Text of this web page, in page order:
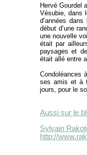
Hervé Gourdel
Vésubie, dans
d’années
début d’une
une nouvelle
était par
paysages et
était allé entre
Condoléances
ses amis et à
jours, pour le
Aussi sur le
Sylvain
http://